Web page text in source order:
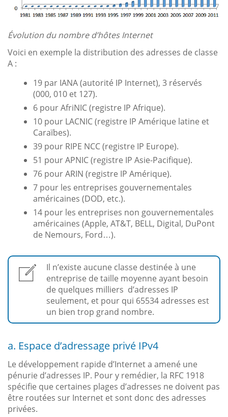
Évolution du nombre d’hôtes Internet
Voici en exemple la distribution des adresses de classe
A :
19 par IANA (autorité IP Internet), 3 réservés
(000, 010 et 127).
6 pour AfriNIC (registre IP Afrique).
10 pour LACNIC (registre IP Amérique latine et
Caraïbes).
39 pour RIPE NCC (registre IP Europe).
51 pour APNIC (registre IP Asie-Pacifique).
76 pour ARIN (registre IP Amérique).
7 pour les entreprises gouvernementales
américaines (DOD, etc.).
14 pour les entreprises non gouvernementales
américaines (Apple, AT&T, BELL, Digital, DuPont
de Nemours, Ford…).
Il n’existe aucune classe destinée à une
entreprise de taille moyenne ayant besoin
de quelques milliers d’adresses IP
seulement, et pour qui 65534 adresses est
un bien trop grand nombre.
a. Espace d’adressage privé IPv4
Le développement rapide d’Internet a amené une
pénurie d’adresses IP. Pour y remédier, la RFC 1918
spécifie que certaines plages d’adresses ne doivent pas
être routées sur Internet et sont donc des adresses
privées.